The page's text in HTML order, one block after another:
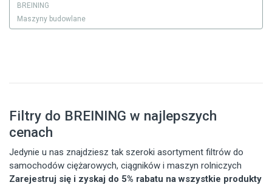
BREINING
Maszyny budowlane
Filtry do BREINING w najlepszych
cenach
Jedynie u nas znajdziesz tak szeroki asortyment filtrów do
samochodów ciężarowych, ciągników i maszyn rolniczych
Zarejestruj się i zyskaj do 5% rabatu na wszystkie produkty